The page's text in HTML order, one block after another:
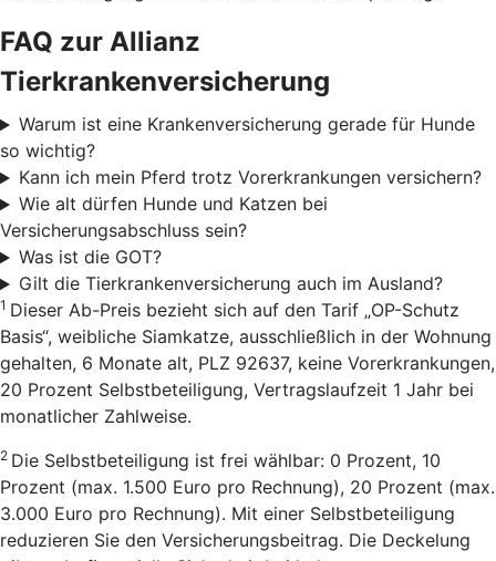
FAQ zur Allianz
Tierkrankenversicherung
Warum ist eine Krankenversicherung gerade für Hunde
so wichtig?
Kann ich mein Pferd trotz Vorerkrankungen versichern?
Wie alt dürfen Hunde und Katzen bei
Versicherungsabschluss sein?
Was ist die GOT?
Gilt die Tierkrankenversicherung auch im Ausland?
1 Dieser Ab-Preis bezieht sich auf den Tarif „OP-Schutz
Basis“, weibliche Siamkatze, ausschließlich in der Wohnung
gehalten, 6 Monate alt, PLZ 92637, keine Vorerkrankungen,
20 Prozent Selbstbeteiligung, Vertragslaufzeit 1 Jahr bei
monatlicher Zahlweise.
2 Die Selbstbeteiligung ist frei wählbar: 0 Prozent, 10
Prozent (max. 1.500 Euro pro Rechnung), 20 Prozent (max.
3.000 Euro pro Rechnung). Mit einer Selbstbeteiligung
reduzieren Sie den Versicherungsbeitrag. Die Deckelung